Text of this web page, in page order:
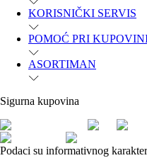
KORISNIČKI SERVIS
POMOĆ PRI
ASORTIMAN
Sigurna kupovina
Podaci su informativnog